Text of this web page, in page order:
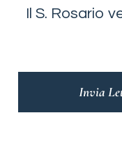
Il S. Rosario
Invia